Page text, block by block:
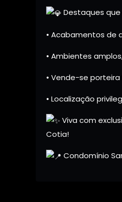
Destaques
• Acabamentos de
• Ambientes
• Vende-se
• Localização
Viva com
Cotia!
Condomínio